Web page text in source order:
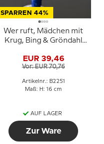
SPARREN 44%
Wer ruft, Mädchen mit
Krug, Bing & Gröndahl
EUR 39,46
Vor: EUR 70,76
Artikelnr.: B2251
Maß: H: 16 cm
AUF LAGER
Zur Ware